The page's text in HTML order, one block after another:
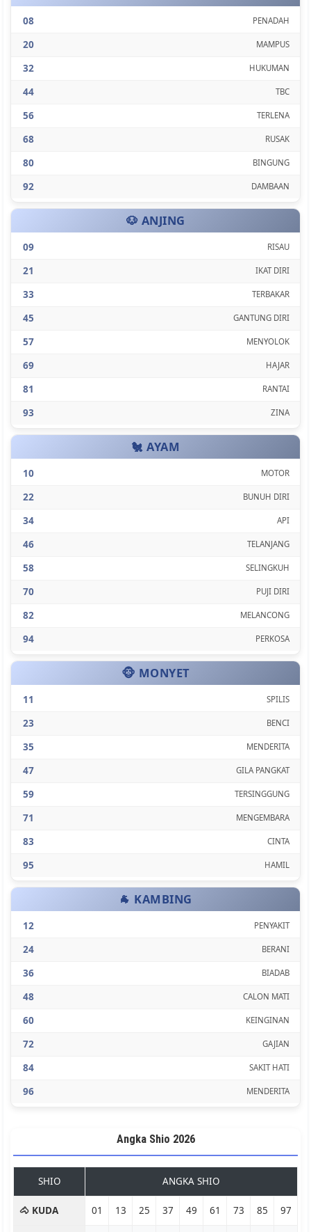
08 PENADAH
20 MAMPUS
32 HUKUMAN
44 TBC
56 TERLENA
68 RUSAK
80 BINGUNG
92 DAMBAAN
🐶 ANJING
09 RISAU
21 IKAT DIRI
33 TERBAKAR
45 GANTUNG DIRI
57 MENYOLOK
69 HAJAR
81 RANTAI
93 ZINA
🐔 AYAM
10 MOTOR
22 BUNUH DIRI
34 API
46 TELANJANG
58 SELINGKUH
70 PUJI DIRI
82 MELANCONG
94 PERKOSA
🐵 MONYET
11 SPILIS
23 BENCI
35 MENDERITA
47 GILA PANGKAT
59 TERSINGGUNG
71 MENGEMBARA
83 CINTA
95 HAMIL
🐐 KAMBING
12 PENYAKIT
24 BERANI
36 BIADAB
48 CALON MATI
60 KEINGINAN
72 GAJIAN
84 SAKIT HATI
96 MENDERITA
Angka Shio 2026
SHIO ANGKA SHIO
🐴 KUDA 01 13 25 37 49 61 73 85 97